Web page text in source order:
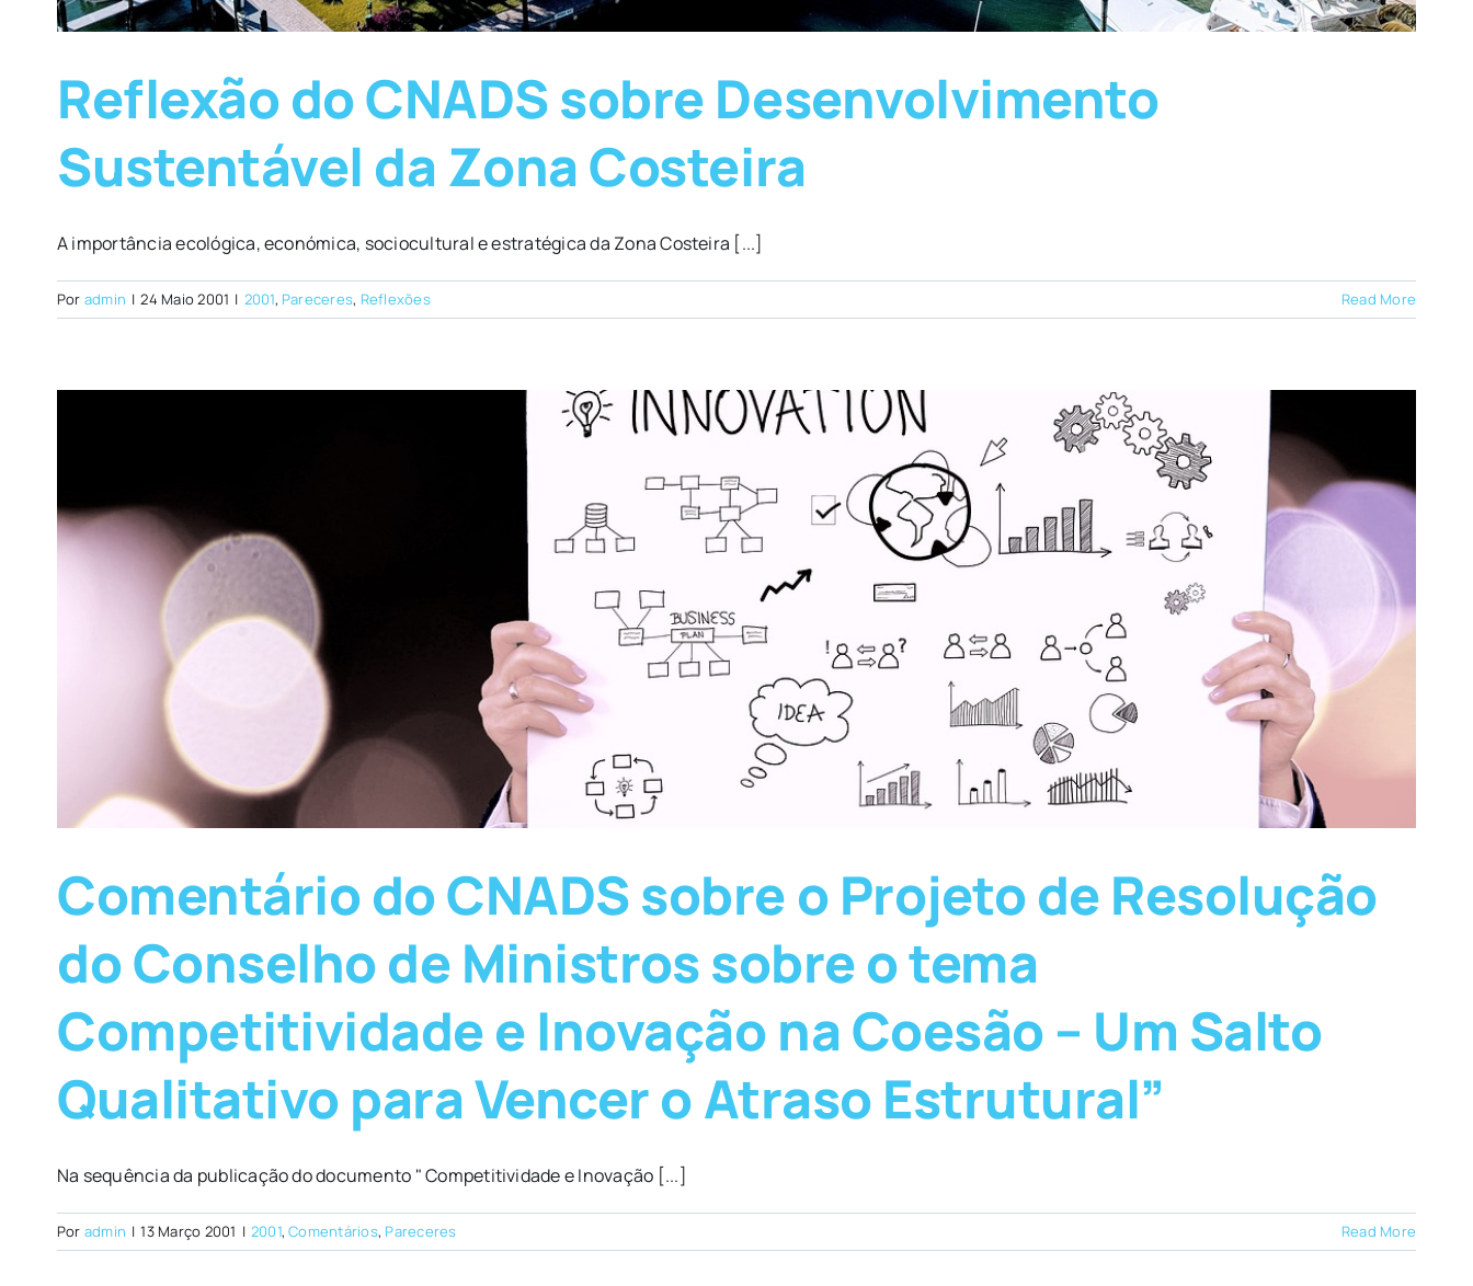
Reflexão do CNADS sobre Desenvolvimento
Sustentável da Zona Costeira
A importância ecológica, económica, sociocultural e estratégica da Zona Costeira [...]
Por admin | 24 Maio 2001 | 2001, Pareceres, Reflexões Read More
Comentário do CNADS sobre o Projeto de Resolução
do Conselho de Ministros sobre o tema
Competitividade e Inovação na Coesão – Um Salto
Qualitativo para Vencer o Atraso Estrutural”
Na sequência da publicação do documento " Competitividade e Inovação [...]
Por admin | 13 Março 2001 | 2001,Comentários, Pareceres Read More